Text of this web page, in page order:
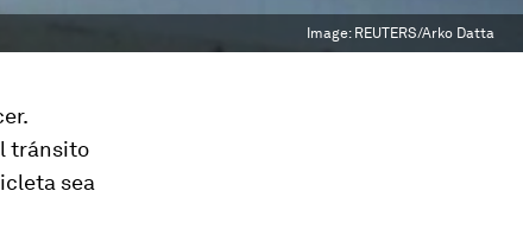
Image: REUTERS/Arko Datta
tránsito
sea